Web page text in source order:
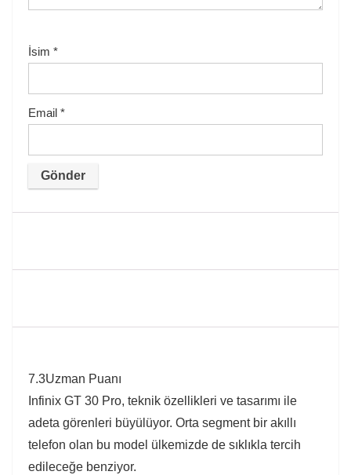
İsim *
Email *
7.3Uzman Puanı
Infinix GT 30 Pro, teknik özellikleri ve tasarımı ile
adeta görenleri büyülüyor. Orta segment bir akıllı
telefon olan bu model ülkemizde de sıklıkla tercih
edileceğe benziyor.